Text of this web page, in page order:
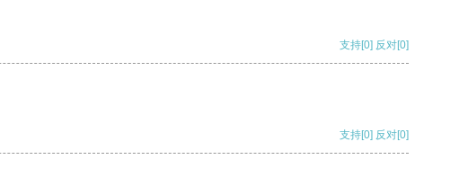
支持[0] 反对[0]
支持[0] 反对[0]